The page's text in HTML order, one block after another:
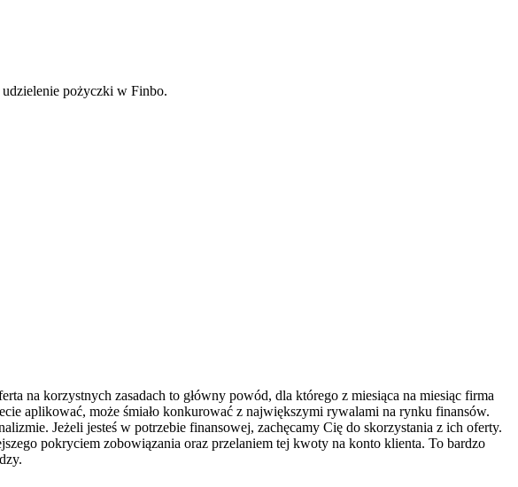
pożyczki w Finbo.
na korzystnych zasadach to główny powód, dla którego z miesiąca na miesiąc firma
aplikować, może śmiało konkurować z największymi rywalami na rynku finansów.
Jeżeli jesteś w potrzebie finansowej, zachęcamy Cię do skorzystania z ich oferty.
pokryciem zobowiązania oraz przelaniem tej kwoty na konto klienta. To bardzo